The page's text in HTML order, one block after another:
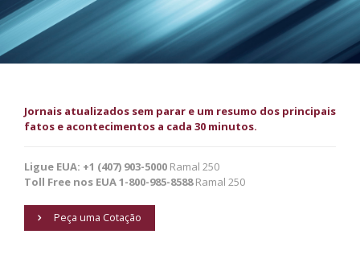
Jornais atualizados sem parar e um resumo dos principais
fatos e acontecimentos a cada 30 minutos.
Ligue EUA: +1 (407) 903-5000 Ramal 250
Toll Free nos EUA 1-800-985-8588Ramal 250
Peça uma Cotação